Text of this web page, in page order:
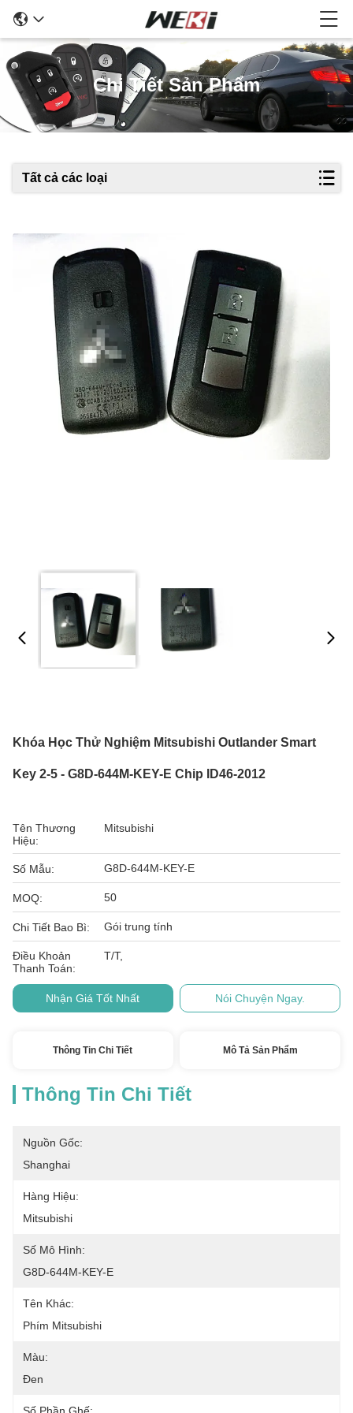
Chi Tiết Sản Phẩm
Tất cả các loại
Khóa Học Thử Nghiệm Mitsubishi Outlander Smart
Key 2-5 - G8D-644M-KEY-E Chip ID46-2012
Tên Thương
Hiệu:
Mitsubishi
Số Mẫu: G8D-644M-KEY-E
MOQ: 50
Chi Tiết Bao Bì: Gói trung tính
Điều Khoản
Thanh Toán:
T/T,
Nhận Giá Tốt Nhất Nói Chuyện Ngay.
Thông Tin Chi Tiết Mô Tả Sản Phẩm
Thông Tin Chi Tiết
Nguồn Gốc:
Shanghai
Hàng Hiệu:
Mitsubishi
Số Mô Hình:
G8D-644M-KEY-E
Tên Khác:
Phím Mitsubishi
Màu:
Đen